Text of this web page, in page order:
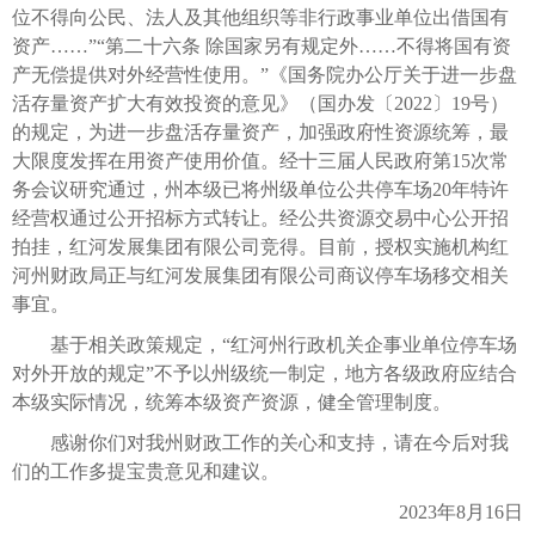
位不得向公民、法人及其他组织等非行政事业单位出借国有
资产……”“第二十六条 除国家另有规定外……不得将国有资
产无偿提供对外经营性使用。”《国务院办公厅关于进一步盘
活存量资产扩大有效投资的意见》（国办发〔2022〕19号）
的规定，为进一步盘活存量资产，加强政府性资源统筹，最
大限度发挥在用资产使用价值。经十三届人民政府第15次常
务会议研究通过，州本级已将州级单位公共停车场20年特许
经营权通过公开招标方式转让。经公共资源交易中心公开招
拍挂，红河发展集团有限公司竞得。目前，授权实施机构红
河州财政局正与红河发展集团有限公司商议停车场移交相关
事宜。
基于相关政策规定，“红河州行政机关企事业单位停车场
对外开放的规定”不予以州级统一制定，地方各级政府应结合
本级实际情况，统筹本级资产资源，健全管理制度。
感谢你们对我州财政工作的关心和支持，请在今后对我
们的工作多提宝贵意见和建议。
2023年8月16日